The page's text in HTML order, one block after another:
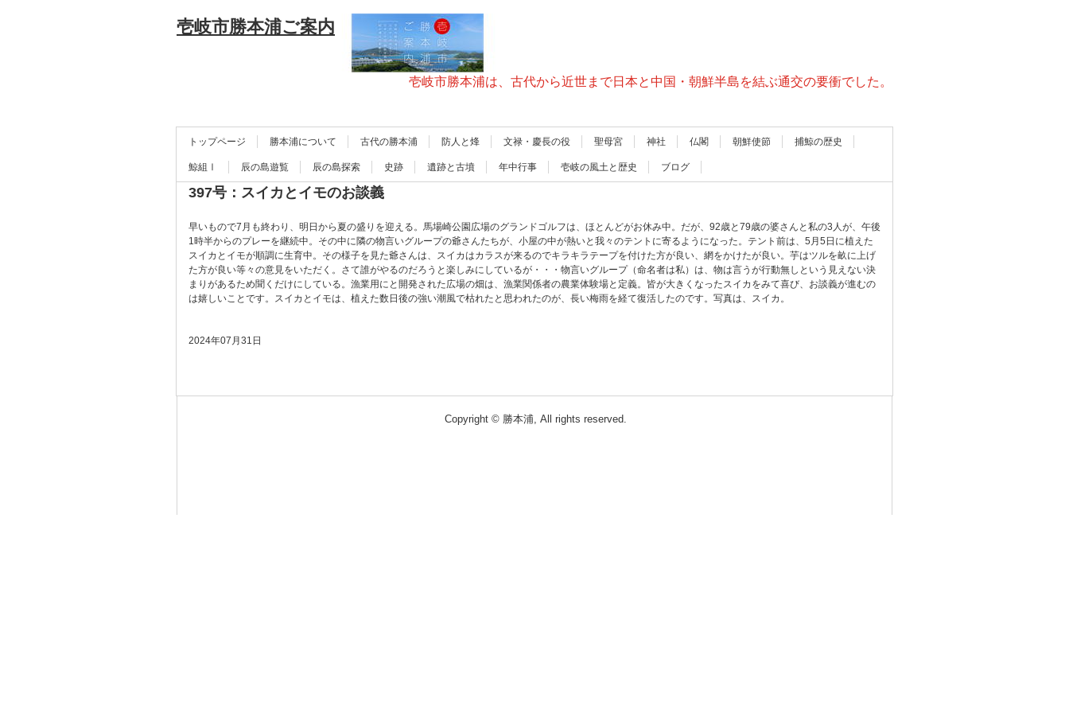
壱岐市勝本浦ご案内
壱岐市勝本浦は、古代から近世まで日本と中国・朝鮮半島を結ぶ通交の要衝でした。
トップページ 勝本浦について 古代の勝本浦 防人と烽 文禄・慶長の役 聖母宮 神社 仏閣 朝鮮使節 捕鯨の歴史
鯨組Ⅰ 辰の島遊覧 辰の島探索 史跡 遺跡と古墳 年中行事 壱岐の風土と歴史 ブログ
397号：スイカとイモのお談義
早いもので7月も終わり、明日から夏の盛りを迎える。馬場崎公園広場のグランドゴルフは、ほとんどがお休み中。だが、92歳と79歳の婆さんと私の3人が、午後
1時半からのプレーを継続中。その中に隣の物言いグループの爺さんたちが、小屋の中が熱いと我々のテントに寄るようになった。テント前は、5月5日に植えた
スイカとイモが順調に生育中。その様子を見た爺さんは、スイカはカラスが来るのでキラキラテープを付けた方が良い、網をかけたが良い。芋はツルを畝に上げ
た方が良い等々の意見をいただく。さて誰がやるのだろうと楽しみにしているが・・・物言いグループ（命名者は私）は、物は言うが行動無しという見えない決
まりがあるため聞くだけにしている。漁業用にと開発された広場の畑は、漁業関係者の農業体験場と定義。皆が大きくなったスイカをみて喜び、お談義が進むの
は嬉しいことです。スイカとイモは、植えた数日後の強い潮風で枯れたと思われたのが、長い梅雨を経て復活したのです。写真は、スイカ。
2024年07月31日
Copyright © 勝本浦, All rights reserved.